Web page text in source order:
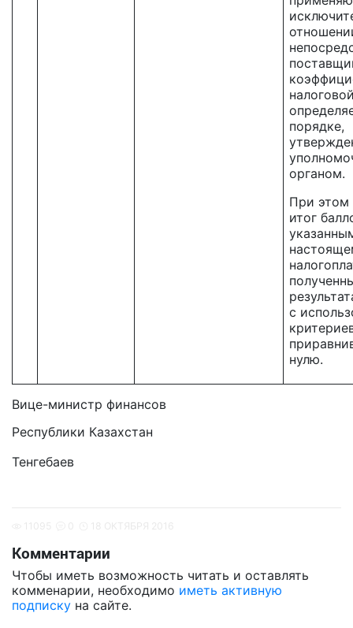
порядке,
органом.
При
итог
с
нулю.
Вице-министр финансов
Республики Казахстан
Тенгебаев
Комментарии
Чтобы иметь возможность читать и оставлять
комменарии, необходимо иметь активную
подписку на сайте.